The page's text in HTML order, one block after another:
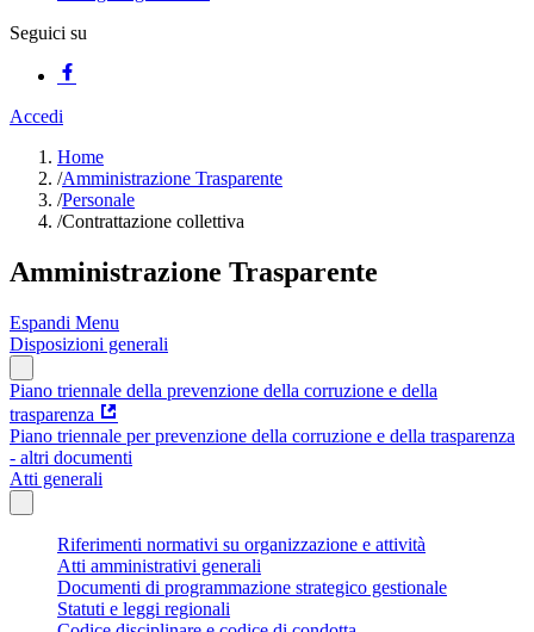
Seguici su
Accedi
Home
/Amministrazione Trasparente
/Personale
/Contrattazione collettiva
Amministrazione Trasparente
Espandi Menu
Disposizioni generali
Piano triennale della prevenzione della corruzione e della
trasparenza
Piano triennale per prevenzione della corruzione e della trasparenza
- altri documenti
Atti generali
Riferimenti normativi su organizzazione e attività
Atti amministrativi generali
Documenti di programmazione strategico gestionale
Statuti e leggi regionali